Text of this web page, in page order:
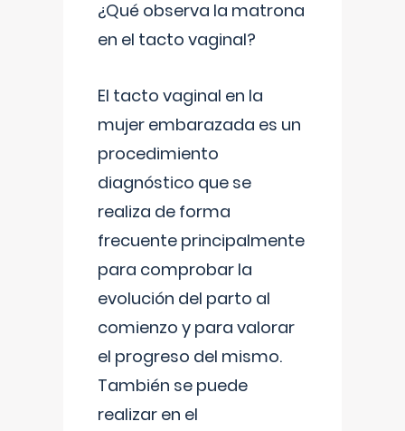
¿Qué observa la matrona
en el tacto vaginal?
El tacto vaginal en la
mujer embarazada es un
procedimiento
diagnóstico que se
realiza de forma
frecuente principalmente
para comprobar la
evolución del parto al
comienzo y para valorar
el progreso del mismo.
También se puede
realizar en el